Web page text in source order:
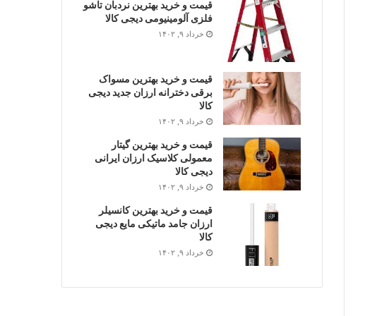
قیمت و خرید بهترین نردبان تاشو
فلزی آلومینیومی دیجی کالا
خرداد ۹, ۱۴۰۲
قیمت و خرید بهترین مسواک
برقی دخترانه ارزان جدید دیجی
کالا
خرداد ۹, ۱۴۰۲
قیمت و خرید بهترین گیتار
معمولی کلاسیک ارزان ایرانی
دیجی کالا
خرداد ۹, ۱۴۰۲
قیمت و خرید بهترین کانسیلر
ارزان جامد ماتیکی مایع دیجی
کالا
خرداد ۹, ۱۴۰۲